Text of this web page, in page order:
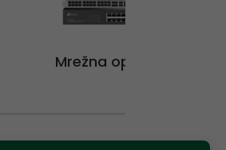
Mrežna oprema